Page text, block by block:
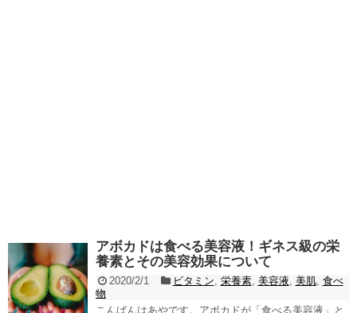
アボカドは食べる美容液！ギネス級の栄
養素とその美容効果について
2020/2/1 ビタミン, 栄養素, 美容液, 美肌, 食べ
物
こんばんはあやです。アボカドが「食べる美容液」と